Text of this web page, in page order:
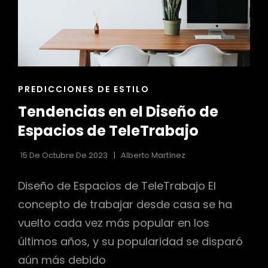
ENLACES
LAS
CATEGORÍAS
PREDICCIONES DE ESTILO
Tendencias en el Diseño de
Espacios de TeleTrabajo
15 De Octubre De 2023 Alberto Martínez
Diseño de Espacios de TeleTrabajo El
concepto de trabajar desde casa se ha
vuelto cada vez más popular en los
últimos años, y su popularidad se disparó
aún más debido